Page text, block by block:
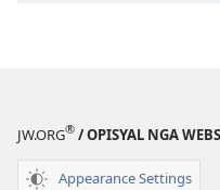
JW.ORG® / OPISYAL NGA
Appearance Settings